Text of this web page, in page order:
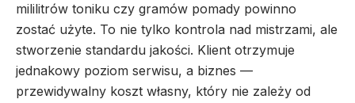
mililitrów toniku czy gramów pomady powinno
zostać użyte. To nie tylko kontrola nad mistrzami, ale
stworzenie standardu jakości. Klient otrzymuje
jednakowy poziom serwisu, a biznes —
przewidywalny koszt własny, który nie zależy od